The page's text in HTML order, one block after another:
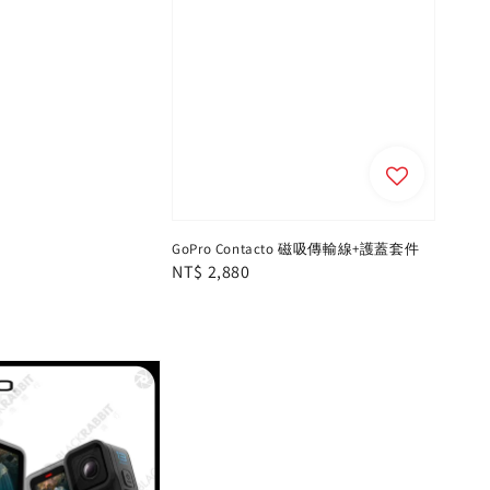
GoPro Contacto 磁吸傳輸線+護蓋套件
Regular
NT$ 2,880